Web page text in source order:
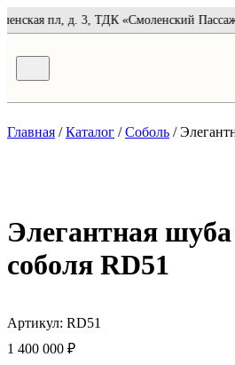
пл, д. 3, ТДК «Смоленский
Главная /Каталог /Соболь /
Элегантная
соболя RD51
Артикул: RD51
1 400 000 ₽